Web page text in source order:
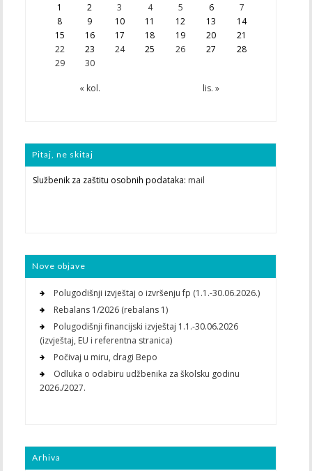
« kol. lis. »
1 2 3 4 5 6
7
8
9 10 11 12 13
14
15
16 17 18 19 20
21
22
23 24 25 26 27
28
29
30
Pitaj, ne skitaj
Službenik za zaštitu osobnih podataka: mail
Nove objave
Polugodišnji izvještaj o izvršenju fp (1.1.-30.06.2026.)
Rebalans 1/2026 (rebalans 1)
Polugodišnji financijski izvještaj 1.1.-30.06.2026
(izvještaj, EU i referentna stranica)
Počivaj u miru, dragi Bepo
Odluka o odabiru udžbenika za školsku godinu
2026./2027.
Arhiva